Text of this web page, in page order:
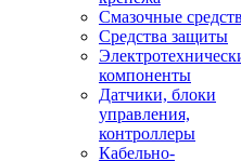
Смазочные
Средства защиты
компоненты
Датчики, блоки
управления,
контроллеры
Кабельно-